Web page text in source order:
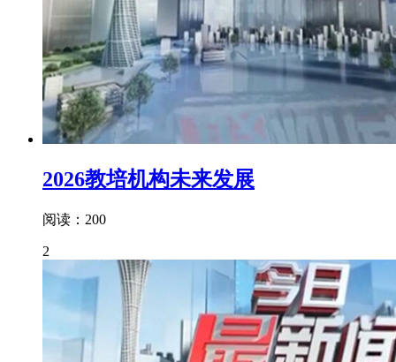
2026教培机构未来发展
阅读：200
2